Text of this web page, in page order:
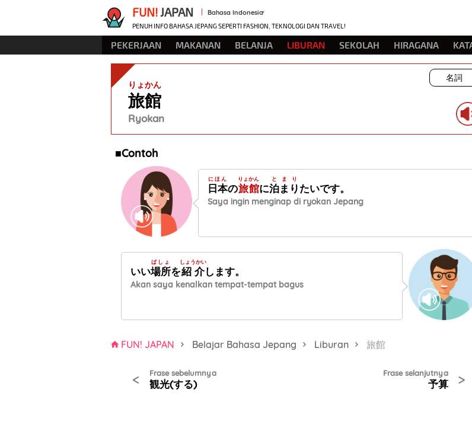
FUN! JAPAN Bahasa Indonesia
PENUH INFO BAHASA JEPANG SEPERTI FASHION, TEKNOLOGI DAN TRAVEL!
PEKERJAAN MAKANAN BELANJA LIBURAN SEKOLAH HIRAGANA
旅館
りょかん
Ryokan
名詞
■Contoh
日本
にほん
の旅館
りょかん
に泊まり
とまり
たいです。
Saya ingin menginap di ryokan Jepang
いい場所
ばしょ
を紹介
しょうかい
します。
Akan saya kenalkan tempat-tempat bagus
FUN! JAPAN Belajar Bahasa Jepang Liburan 旅館
< Frase sebelumnya
観光(する)
Frase selanjutnya
予算 >